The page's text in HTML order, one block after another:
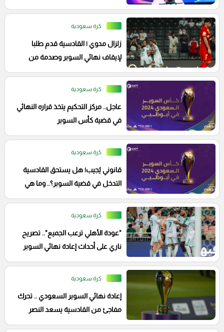
كرة سعودية
زلزال مدوي | القادسية قدم طلبا
لإيقاف نهائي السوبر وصدمة من
كرة سعودية
عاجل.. مركز التحكيم يتخذ قراره النهائي
في قضية كأس السوبر
كرة سعودية
قانوني يُجيب| هل يستحق القادسية
التدخل في قضية السوبر؟.. وما هي
كرة سعودية
"عودة الأهلي ترعب الجميع".. تصريح
ناري على أحداث إعادة نهائي السوبر
كرة سعودية
إعادة نهائي السوبر السعودي .. تحرك
مفاجئ من القادسية يسعد النصر